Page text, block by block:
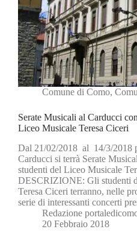
Comune di Como,
Serate Musicali al Carducci
Liceo Musicale Teresa Ciceri
Dal 21/02/2018 al 14/3/2018
Carducci si terrà Serate
studenti del Liceo Musicale
DESCRIZIONE: Gli studenti
Teresa Ciceri terranno, nelle
serie di interessanti concerti
Redazione
20 Febbraio 2018